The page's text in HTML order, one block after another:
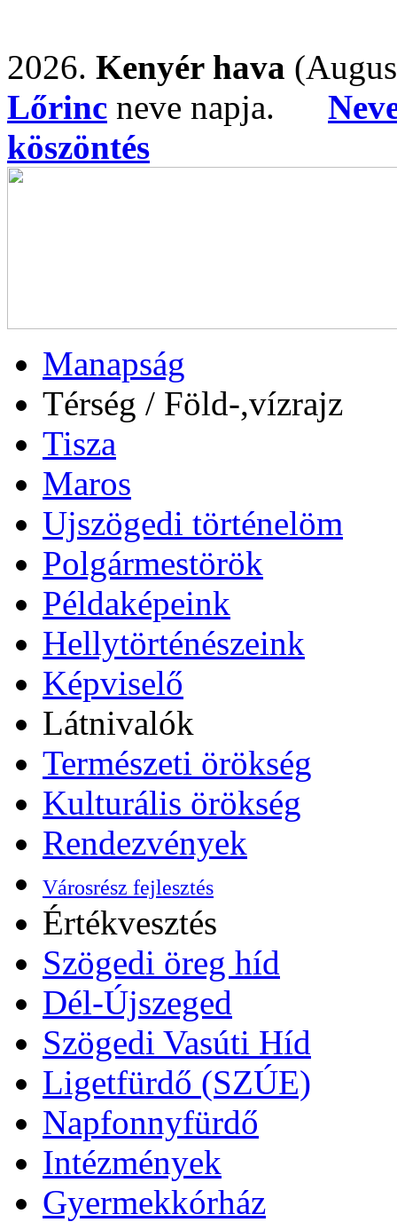
2026. Kenyér hava
Lőrinc neve napja.
köszöntés
Manapság
Térség / Föld-,vízrajz
Tisza
Maros
Ujszögedi történelöm
Polgármestörök
Példaképeink
Hellytörténészeink
Képviselő
Látnivalók
Természeti örökség
Kulturális örökség
Rendezvények
Városrész fejlesztés
Értékvesztés
Szögedi öreg híd
Dél-Újszeged
Szögedi Vasúti Híd
Ligetfürdő (SZÚE)
Napfonnyfürdő
Intézmények
Gyermekkórház